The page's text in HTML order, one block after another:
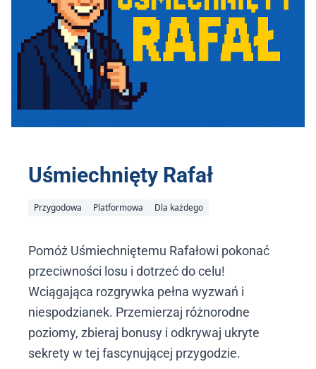
Uśmiechnięty Rafał
Przygodowa Platformowa Dla każdego
Pomóż Uśmiechniętemu Rafałowi pokonać
przeciwności losu i dotrzeć do celu!
Wciągająca rozgrywka pełna wyzwań i
niespodzianek. Przemierzaj różnorodne
poziomy, zbieraj bonusy i odkrywaj ukryte
sekrety w tej fascynującej przygodzie.